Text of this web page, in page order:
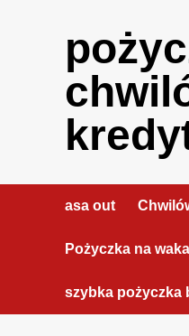
asa out
Pożyczka na
szybka pożyczka